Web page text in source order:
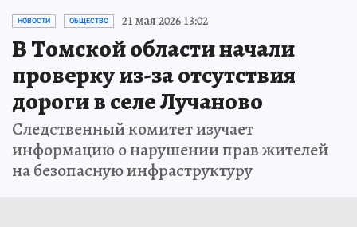
НОВОСТИ ОБЩЕСТВО 21 мая 2026 13:02
В Томской области начали
проверку из-за отсутствия
дороги в селе Лучаново
Следственный комитет изучает
информацию о нарушении прав жителей
на безопасную инфраструктуру